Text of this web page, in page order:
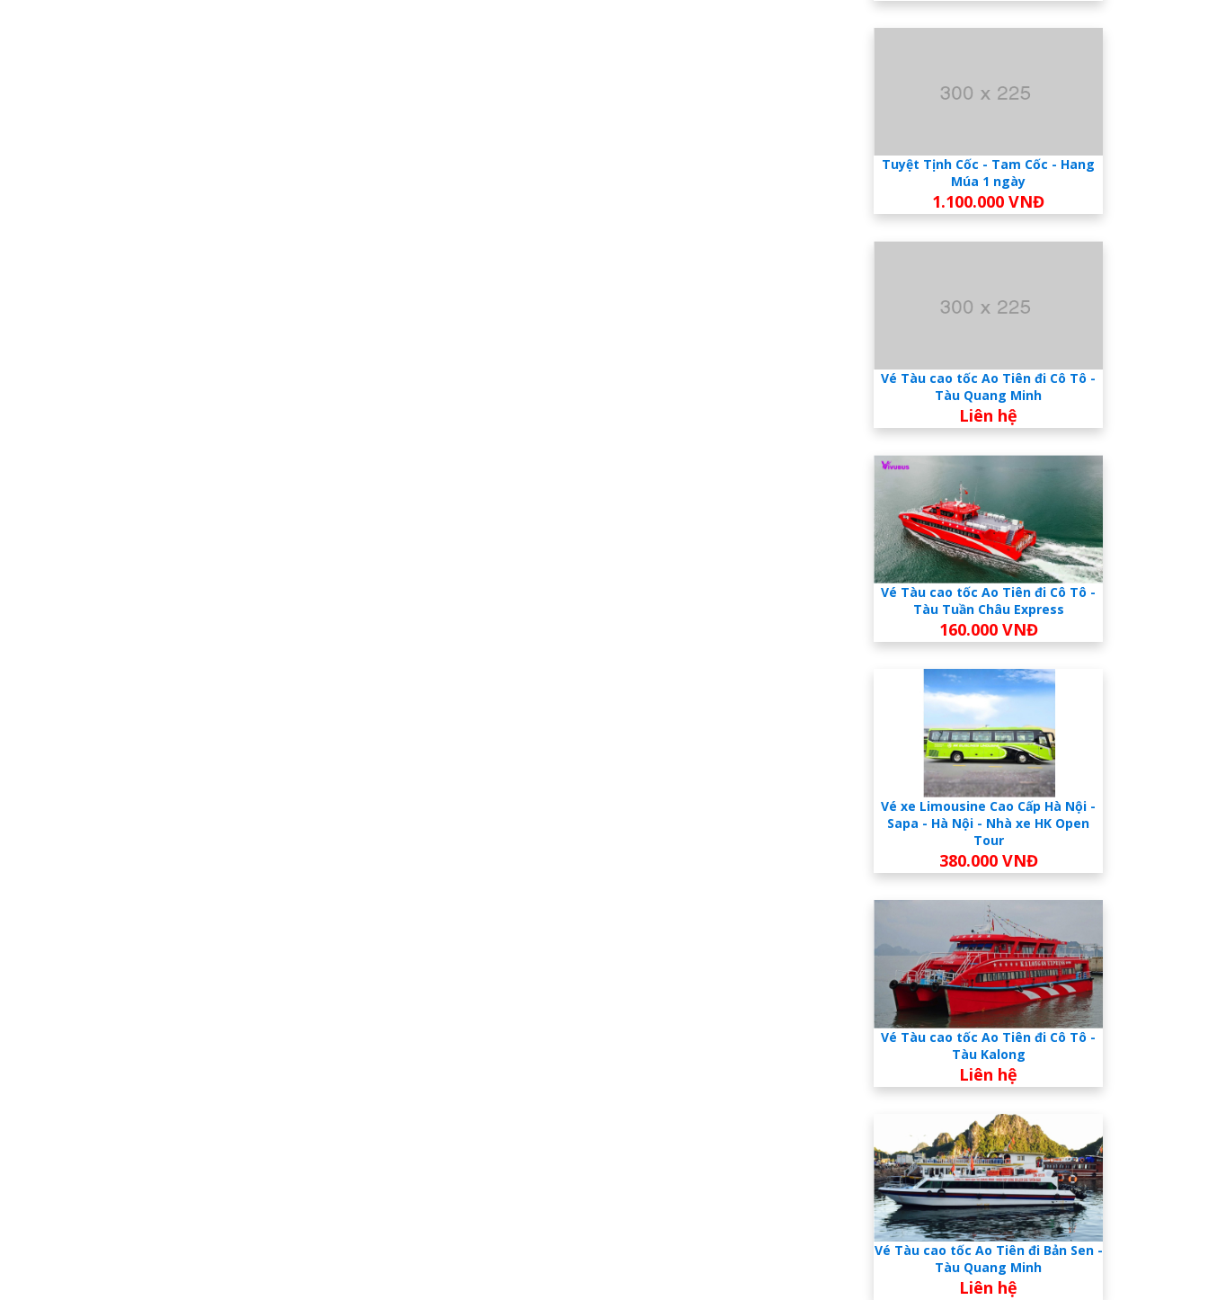
Tuyệt Tịnh Cốc - Tam Cốc - Hang
Múa 1 ngày
1.100.000 VNĐ
Vé Tàu cao tốc Ao Tiên đi Cô Tô -
Tàu Quang Minh
Liên hệ
Vé Tàu cao tốc Ao Tiên đi Cô Tô -
Tàu Tuần Châu Express
160.000 VNĐ
Vé xe Limousine Cao Cấp Hà Nội -
Sapa - Hà Nội - Nhà xe HK Open
Tour
380.000 VNĐ
Vé Tàu cao tốc Ao Tiên đi Cô Tô -
Tàu Kalong
Liên hệ
Vé Tàu cao tốc Ao Tiên đi Bản Sen -
Tàu Quang Minh
Liên hệ